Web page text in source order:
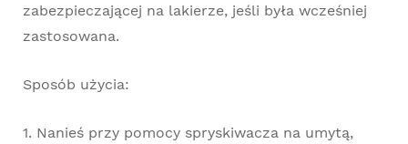
zabezpieczającej na lakierze, jeśli była wcześniej
zastosowana.
Sposób użycia:
1. Nanieś przy pomocy spryskiwacza na umytą,